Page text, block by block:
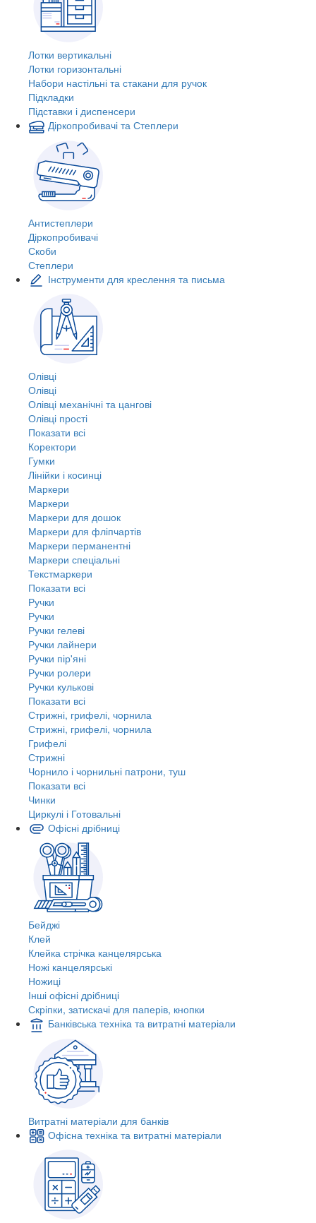
Лотки вертикальні
Лотки горизонтальні
Набори настільні та стакани для ручок
Підкладки
Підставки і диспенсери
Діркопробивачі та Степлери
Антистеплери
Діркопробивачі
Скоби
Степлери
Інструменти для креслення та письма
Олівці
Олівці
Олівці механічні та цангові
Олівці прості
Показати всі
Коректори
Гумки
Лінійки і косинці
Маркери
Маркери
Маркери для дошок
Маркери для фліпчартів
Маркери перманентні
Маркери спеціальні
Текстмаркери
Показати всі
Ручки
Ручки
Ручки гелеві
Ручки лайнери
Ручки пір'яні
Ручки ролери
Ручки кулькові
Показати всі
Стрижні, грифелі, чорнила
Стрижні, грифелі, чорнила
Грифелі
Стрижні
Чорнило і чорнильні патрони, туш
Показати всі
Чинки
Циркулі і Готовальні
Офісні дрібниці
Бейджі
Клей
Клейка стрічка канцелярська
Ножі канцелярські
Ножиці
Інші офісні дрібниці
Скріпки, затискачі для паперів, кнопки
Банківська техніка та витратні матеріали
Витратні матеріали для банків
Офісна техніка та витратні матеріали